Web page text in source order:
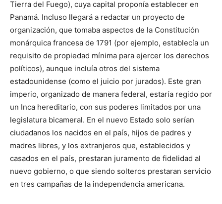
Tierra del Fuego), cuya capital proponía establecer en
Panamá. Incluso llegará a redactar un proyecto de
organización, que tomaba aspectos de la Constitución
monárquica francesa de 1791 (por ejemplo, establecía un
requisito de propiedad mínima para ejercer los derechos
políticos), aunque incluía otros del sistema
estadounidense (como el juicio por jurados). Este gran
imperio, organizado de manera federal, estaría regido por
un Inca hereditario, con sus poderes limitados por una
legislatura bicameral. En el nuevo Estado solo serían
ciudadanos los nacidos en el país, hijos de padres y
madres libres, y los extranjeros que, establecidos y
casados en el país, prestaran juramento de fidelidad al
nuevo gobierno, o que siendo solteros prestaran servicio
en tres campañas de la independencia americana.